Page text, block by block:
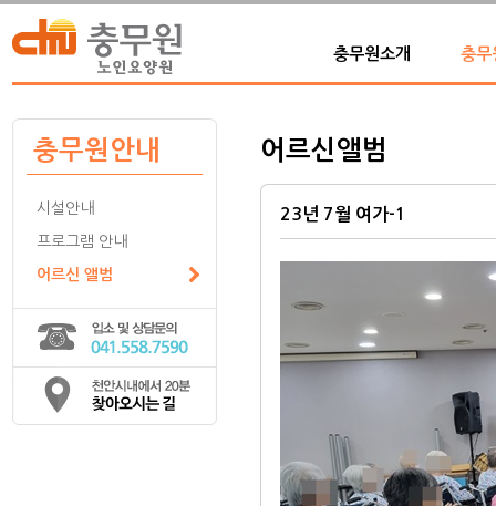
충무원소개 충무
충무원안내
시설안내
프로그램 안내
어르신 앨범
어르신앨범
23년 7월 여가-1